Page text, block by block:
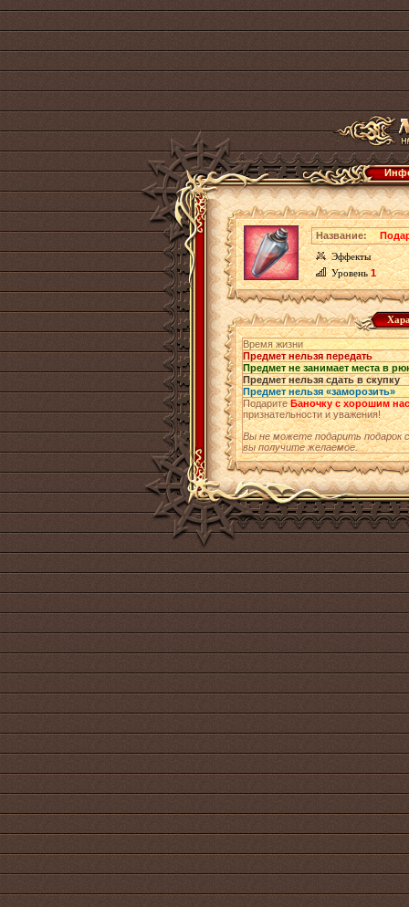
Название:
Эффекты
Уровень1
Время жизни
Предмет нельзя передать
Предмет не занимает места в
Предмет нельзя сдать в скупку
Предмет нельзя «заморозить»
ПодаритеБаночку с хорошим
признательности и уважения!
Вы не можете подарить подарок
вы получите желаемое.